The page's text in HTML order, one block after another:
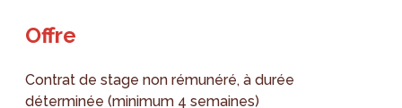
Offre
Contrat de stage non rémunéré, à durée
déterminée (minimum 4 semaines)